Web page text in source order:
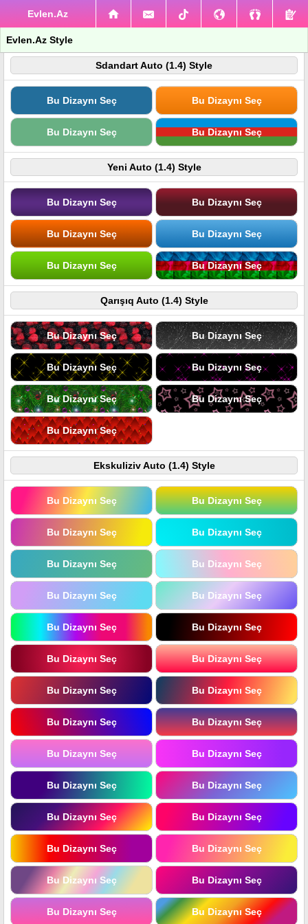
Evlen.Az
Evlen.Az Style
Sdandart Auto (1.4) Style
Bu Dizaynı Seç Bu Dizaynı Seç
Bu Dizaynı Seç Bu Dizaynı Seç
Yeni Auto (1.4) Style
Bu Dizaynı Seç Bu Dizaynı Seç
Bu Dizaynı Seç Bu Dizaynı Seç
Bu Dizaynı Seç Bu Dizaynı Seç
Qarışıq Auto (1.4) Style
Bu Dizaynı Seç Bu Dizaynı Seç
Bu Dizaynı Seç Bu Dizaynı Seç
Bu Dizaynı Seç Bu Dizaynı Seç
Bu Dizaynı Seç
Ekskuliziv Auto (1.4) Style
Bu Dizaynı Seç Bu Dizaynı Seç
Bu Dizaynı Seç Bu Dizaynı Seç
Bu Dizaynı Seç Bu Dizaynı Seç
Bu Dizaynı Seç Bu Dizaynı Seç
Bu Dizaynı Seç Bu Dizaynı Seç
Bu Dizaynı Seç Bu Dizaynı Seç
Bu Dizaynı Seç Bu Dizaynı Seç
Bu Dizaynı Seç Bu Dizaynı Seç
Bu Dizaynı Seç Bu Dizaynı Seç
Bu Dizaynı Seç Bu Dizaynı Seç
Bu Dizaynı Seç Bu Dizaynı Seç
Bu Dizaynı Seç Bu Dizaynı Seç
Bu Dizaynı Seç Bu Dizaynı Seç
Bu Dizaynı Seç Bu Dizaynı Seç